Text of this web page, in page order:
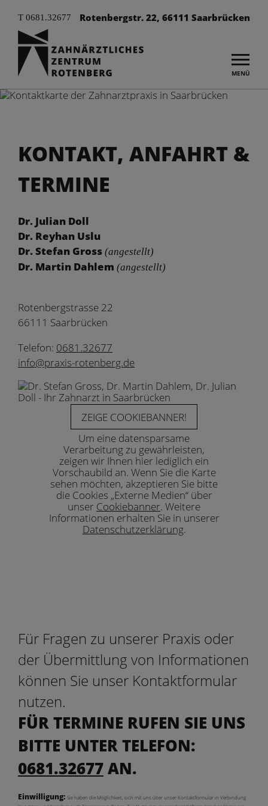
T 0681.32677 Rotenbergstr. 22, 66111 Saarbrücken
MENÜ
Sprechzeiten
Mo bis Do 7–18 Uhr
Fr 7–14 Uhr
Sowie nach Vereinbarung
KONTAKT, ANFAHRT &
TERMINE
Dr. Julian Doll
Dr. Reyhan Uslu
Dr. Stefan Gross (angestellt)
Dr. Martin Dahlem (angestellt)
Rotenbergstrasse 22
66111 Saarbrücken
Telefon: 0681.32677
info@praxis-rotenberg.de
ZEIGE COOKIEBANNER!
Um eine datensparsame
Verarbeitung zu gewährleisten,
zeigen wir Ihnen hier lediglich ein
Vorschaubild an. Wenn Sie die Karte
sehen möchten, akzeptieren Sie bitte
die Cookies „Externe Medien“ über
unser Cookiebanner. Weitere
Informationen erhalten Sie in unserer
Datenschutzerklärung.
Für Fragen zu unserer Praxis oder
der Übermittlung von Informationen
können Sie unser Kontaktformular
nutzen.
FÜR TERMINE RUFEN SIE UNS
BITTE UNTER TELEFON:
0681.32677 AN.
Einwilligung: Sie haben die Möglichkeit, sich mit uns über unser Kontaktformular in Verbindung